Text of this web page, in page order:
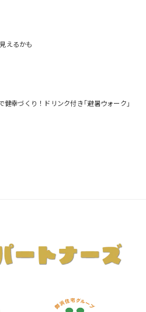
えるかも
健幸づくり！ドリンク付き｢避暑ウォーク｣